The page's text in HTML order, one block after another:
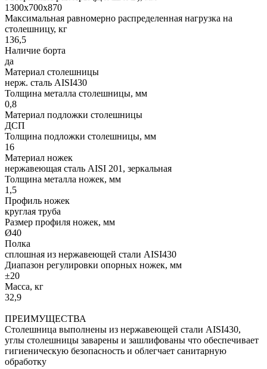
1300х700х870
Максимальная равномерно распределенная нагрузка на
столешницу, кг
136,5
Наличие борта
да
Материал столешницы
нерж. сталь AISI430
Толщина металла столешницы, мм
0,8
Материал подложки столешницы
ДСП
Толщина подложки столешницы, мм
16
Материал ножек
нержавеющая сталь AISI 201, зеркальная
Толщина металла ножек, мм
1,5
Профиль ножек
круглая труба
Размер профиля ножек, мм
Ø40
Полка
сплошная из нержавеющей стали AISI430
Диапазон регулировки опорных ножек, мм
±20
Масса, кг
32,9
ПРЕИМУЩЕСТВА
Столешница выполнены из нержавеющей стали AISI430,
углы столешницы заварены и зашлифованы что обеспечивает
гигиеническую безопасность и облегчает санитарную
обработку